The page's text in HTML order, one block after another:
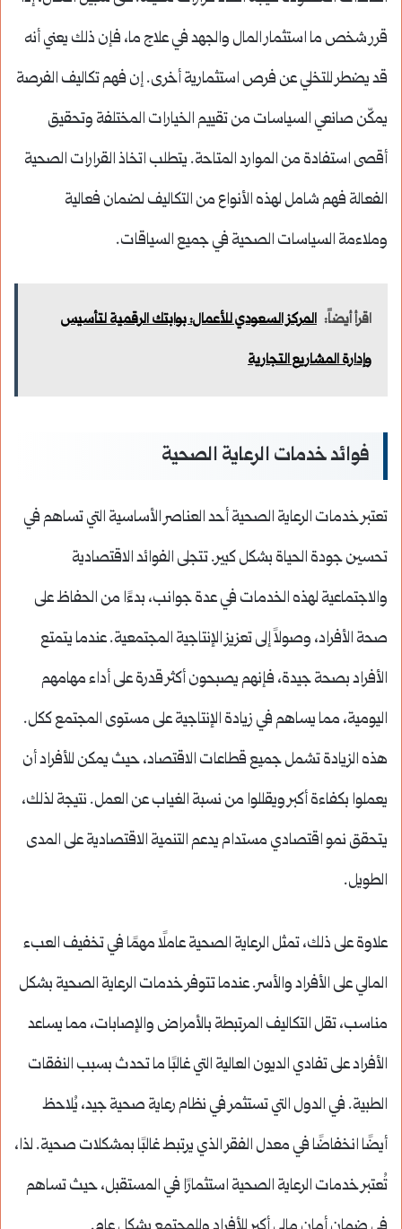
قرر شخص ما استثمار المال والجهد في علاج ما، فإن ذلك يعني أنه
قد يضطر للتخلي عن فرص استثمارية أخرى. إن فهم تكاليف الفرصة
يمكّن صانعي السياسات من تقييم الخيارات المختلفة وتحقيق
أقصى استفادة من الموارد المتاحة. يتطلب اتخاذ القرارات الصحية
الفعالة فهم شامل لهذه الأنواع من التكاليف لضمان فعالية
وملاءمة السياسات الصحية في جميع السياقات.
اقرأ أيضاً: المركز السعودي للأعمال: بوابتك الرقمية لتأسيس
وإدارة المشاريع التجارية
فوائد خدمات الرعاية الصحية
تعتبر خدمات الرعاية الصحية أحد العناصر الأساسية التي تساهم في
تحسين جودة الحياة بشكل كبير. تتجلى الفوائد الاقتصادية
والاجتماعية لهذه الخدمات في عدة جوانب، بدءًا من الحفاظ على
صحة الأفراد، وصولاً إلى تعزيز الإنتاجية المجتمعية. عندما يتمتع
الأفراد بصحة جيدة، فإنهم يصبحون أكثر قدرة على أداء مهامهم
اليومية، مما يساهم في زيادة الإنتاجية على مستوى المجتمع ككل.
هذه الزيادة تشمل جميع قطاعات الاقتصاد، حيث يمكن للأفراد أن
يعملوا بكفاءة أكبر ويقللوا من نسبة الغياب عن العمل. نتيجة لذلك،
يتحقق نمو اقتصادي مستدام يدعم التنمية الاقتصادية على المدى
الطويل.
علاوة على ذلك، تمثل الرعاية الصحية عاملًا مهمًا في تخفيف العبء
المالي على الأفراد والأسر. عندما تتوفر خدمات الرعاية الصحية بشكل
مناسب، تقل التكاليف المرتبطة بالأمراض والإصابات، مما يساعد
الأفراد على تفادي الديون العالية التي غالبًا ما تحدث بسبب النفقات
الطبية. في الدول التي تستثمر في نظام رعاية صحية جيد، يُلاحظ
أيضًا انخفاضًا في معدل الفقر الذي يرتبط غالبًا بمشكلات صحية. لذا،
تُعتبر خدمات الرعاية الصحية استثمارًا في المستقبل، حيث تساهم